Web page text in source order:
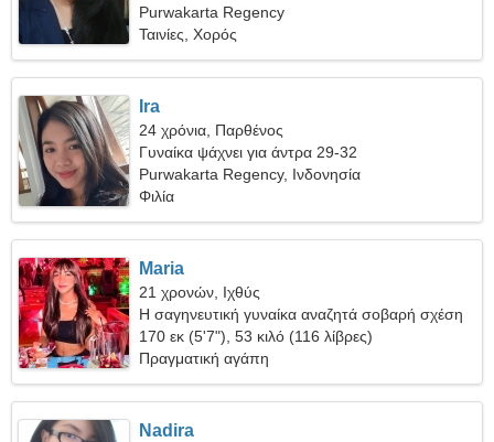
Purwakarta Regency
Ταινίες, Χορός
Ira
24 χρόνια, Παρθένος
Γυναίκα ψάχνει για άντρα 29-32
Purwakarta Regency, Ινδονησία
Φιλία
Maria
21 χρονών, Ιχθύς
Η σαγηνευτική γυναίκα αναζητά σοβαρή σχέση
170 εκ (5'7"), 53 κιλό (116 λίβρες)
Πραγματική αγάπη
Nadira